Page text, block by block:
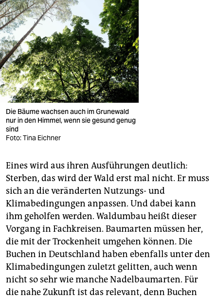
Die Bäume wachsen auch im Grunewald
nur in den Himmel, wenn sie gesund genug
sind
Foto: Tina Eichner
Eines wird aus ihren Ausführungen deutlich:
Sterben, das wird der Wald erst mal nicht. Er muss
sich an die veränderten Nutzungs- und
Klimabedingungen anpassen. Und dabei kann
ihm geholfen werden. Waldumbau heißt dieser
Vorgang in Fachkreisen. Baum­arten müssen her,
die mit der Trockenheit umgehen können. Die
Buchen in Deutschland haben ebenfalls unter den
Klimabedingungen zuletzt gelitten, auch wenn
nicht so sehr wie manche Nadelbaumarten. Für
die nahe Zukunft ist das relevant, denn Buchen